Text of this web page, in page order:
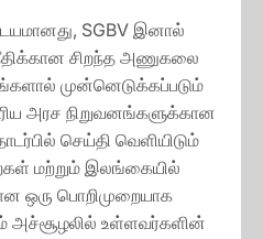
SGBV இனால்
சிறந்த அணுகலை
முன்னெடுக்கப்படும்
அரச நிறுவனங்களுக்கான
செய்தி வெளியிடும்
மற்றும் இலங்கையில்
ஒரு பொறிமுறையாக
அச்சூழலில் உள்ளவர்களின்